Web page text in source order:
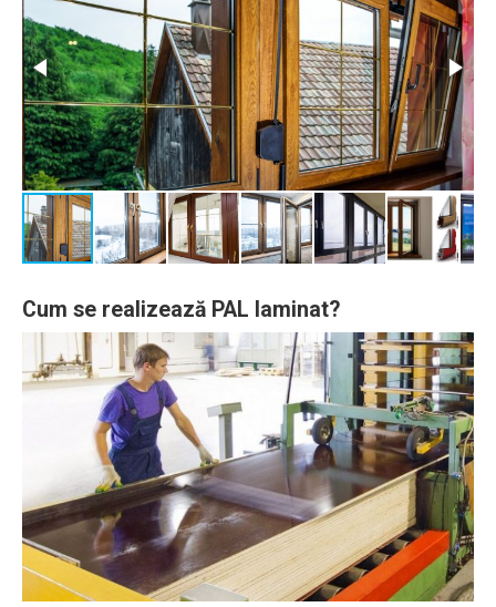
Cum se realizează PAL laminat?